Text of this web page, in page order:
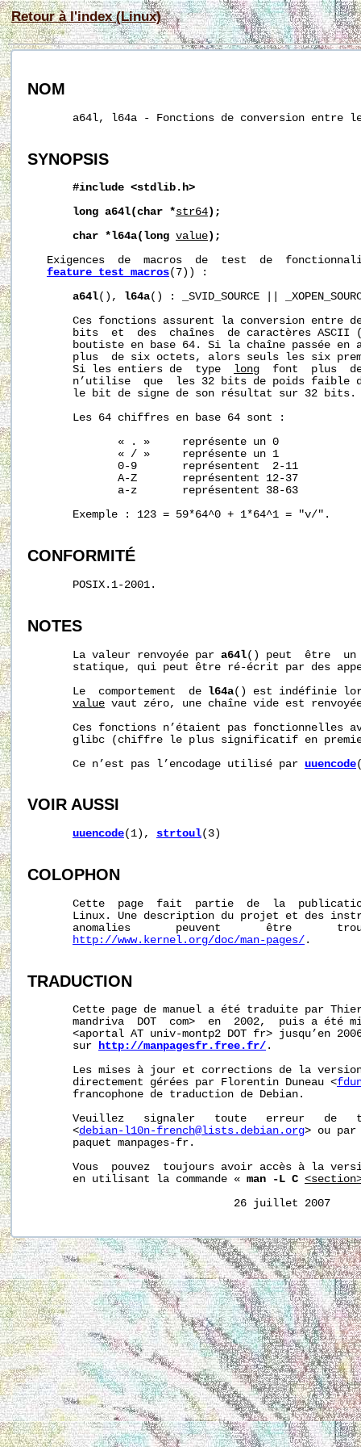
Retour à l'index (Linux)
NOM
a64l, l64a - Fonctions de conversion entre
SYNOPSIS
#include <stdlib.h>
long a64l(char *str64 );
char *l64a(long value );
Exigences  de  macros  de  test  de
feature_test_macros(7)) :
a64l(), l64a() : _SVID_SOURCE ||
Ces fonctions assurent la conversion entre
bits  et  des  chaînes  de caractères ASCII
boutiste en base 64. Si la chaîne passée
plus  de six octets, alors seuls les six
       Si les entiers de  type
long
font  plus
n’utilise  que  les 32 bits de poids faible
       le bit de signe de son résultat sur 32 bits.
       Les 64 chiffres en base 64 sont :
              « . »     représente un 0
              « / »     représente un 1
              0-9       représentent  2-11
              A-Z       représentent 12-37
              a-z       représentent 38-63
       Exemple : 123 = 59*64^0 + 1*64^1 = "v/".
CONFORMITÉ
       POSIX.1-2001.
NOTES
       La valeur renvoyée par
a64l() peut  être  un
statique, qui peut être ré-écrit par des
       Le  comportement  de
l64a() est indéfinie
value vaut zéro, une chaîne vide est
Ces fonctions n’étaient pas fonctionnelles
glibc (chiffre le plus significatif en
       Ce n’est pas l’encodage utilisé par
uuencode
VOIR AUSSI
uuencode(1), strtoul(3)
COLOPHON
Cette  page  fait  partie  de  la
Linux. Une description du projet et des
anomalies       peuvent       être
http://www.kernel.org/doc/man-pages/ .
TRADUCTION
Cette page de manuel a été traduite par
mandriva  DOT  com>  en  2002,  puis a été
<aportal AT univ-montp2 DOT fr> jusqu’en
       sur
http://manpagesfr.free.fr/ .
Les mises à jour et corrections de la
       directement gérées par Florentin Duneau <
       francophone de traduction de Debian.
Veuillez   signaler   toute   erreur   de
       <
debian-l10n-french@lists.debian.org> ou par
       paquet manpages-fr.
Vous  pouvez  toujours avoir accès à la
       en utilisant la commande «
man -L C